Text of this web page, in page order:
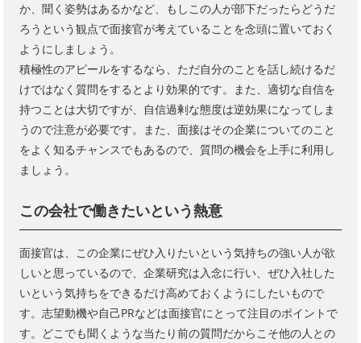
か、聞く姿勢はあるかなど、もしこの人が部下だったらどうだ
ろうという観点で面接官が考えていることを念頭に置いておく
ようにしましょう。
積極性のアピールをするなら、ただ自分のことを話し続けるだ
けではなく質問をするとより効果的です。また、適切な自信を
持つことは大切ですが、自信過剰な態度は逆効果になってしま
うので注意が必要です。また、面接はその企業についてのこと
をよく知るチャンスでもあるので、質問の機会を上手に利用し
ましょう。
この会社で働きたいという熱意
面接官は、この企業にぜひ入りたいという気持ちの強い人が欲
しいと思っているので、企業研究は入念に行い、ぜひ入社した
いという気持ちをできるだけ高めておくようにしたいもので
す。志望動機や自己PRなどは面接官にとって注目のポイントで
す。どこでも聞くような当たり前の質問だからこそ他の人との